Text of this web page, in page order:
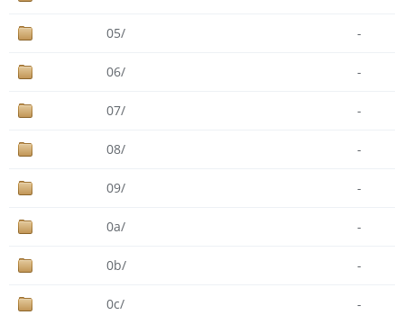
05/ -
06/ -
07/ -
08/ -
09/ -
0a/ -
0b/ -
0c/ -